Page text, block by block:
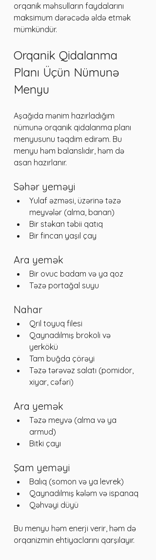
orqanik məhsulların faydalarını
maksimum dərəcədə əldə etmək
mümkündür.
Orqanik Qidalanma
Planı Üçün Nümunə
Menyu
Aşağıda mənim hazırladığım
nümunə orqanik qidalanma planı
menyusunu təqdim edirəm. Bu
menyu həm balanslıdır, həm də
asan hazırlanır.
Səhər yeməyi
Yulaf əzməsi, üzərinə təzə
meyvələr (alma, banan)
Bir stəkan təbii qatıq
Bir fincan yaşıl çay
Ara yemək
Bir ovuc badam və ya qoz
Təzə portağal suyu
Nahar
Qril toyuq filesi
Qaynadılmış brokoli və
yerkökü
Tam buğda çörəyi
Təzə tərəvəz salatı (pomidor,
xiyar, cəfəri)
Ara yemək
Təzə meyvə (alma və ya
armud)
Bitki çayı
Şam yeməyi
Balıq (somon və ya levrek)
Qaynadılmış kələm və ispanaq
Qəhvəyi düyü
Bu menyu həm enerji verir, həm də
orqanizmin ehtiyaclarını qarşılayır.